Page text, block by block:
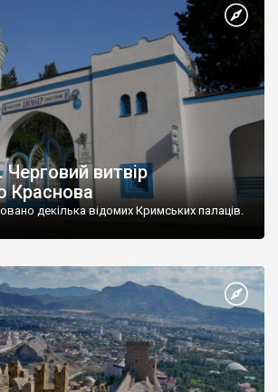
витвір
Краснова
декілька відомих Кримських палаців.